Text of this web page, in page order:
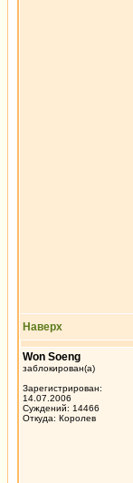
Наверх
Won Soeng
заблокирован(а)
Зарегистрирован:
14.07.2006
Суждений: 14466
Откуда: Королев